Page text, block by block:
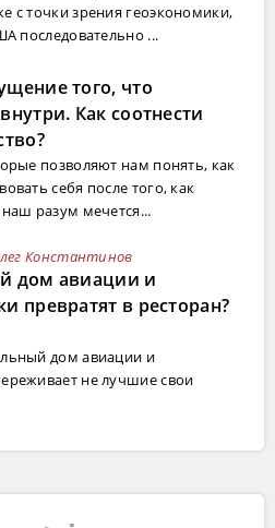
с точки зрения геоэкономики,
последовательно ...
того, что
Как соотнести
позволяют нам понять, как
себя после того, как
разум мечется...
Константинов
дом авиации и
превратят в ресторан?
дом авиации и
не лучшие свои